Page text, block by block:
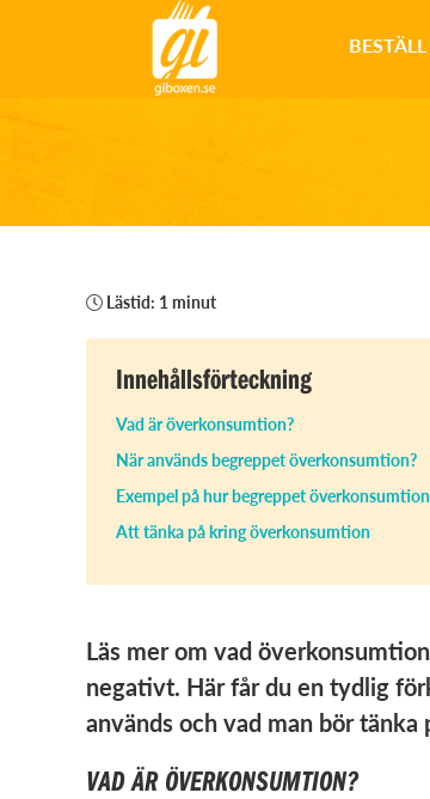
BESTÄLL
Lästid: 1 minut
Innehållsförteckning
Vad är överkonsumtion?
När används begreppet överkonsumtion?
Exempel på hur begreppet
Att tänka på kring överkonsumtion
Läs mer om vad
negativt. Här får du en tydlig
används och vad man bör
VAD ÄR ÖVERKONSUMTION?